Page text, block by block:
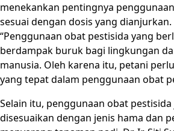
menekankan pentingnya
sesuai dengan dosis yang
“Penggunaan obat pestisida yang
berdampak buruk bagi lingkungan
manusia. Oleh karena itu, petani
yang tepat dalam penggunaan obat
Selain itu, penggunaan obat
disesuaikan dengan jenis hama dan